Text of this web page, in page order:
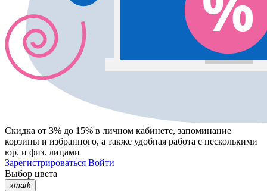
Скидка от 3% до 15% в личном кабинете, запоминание
корзины и избранного, а также удобная работа с несколькими
юр. и физ. лицами
Зарегистрироваться Войти
Выбор цвета
xmark